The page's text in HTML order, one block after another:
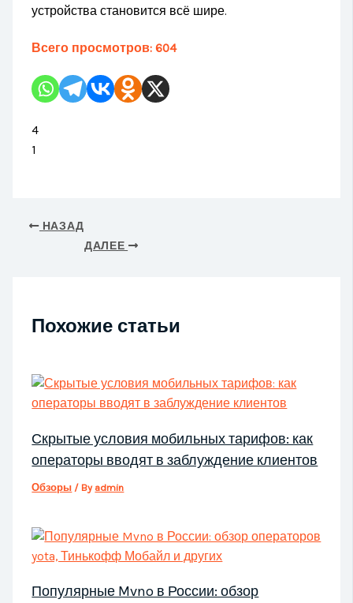
устройства становится всё шире.
Всего просмотров: 604
4
1
НАЗАД
ДАЛЕЕ
Похожие статьи
Скрытые условия мобильных тарифов: как
операторы вводят в заблуждение клиентов
Обзоры / By admin
Популярные Mvno в России: обзор